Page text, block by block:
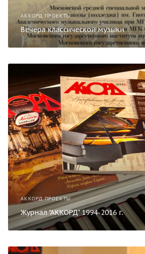
АККОРД ПРОЕКТЫ
Вечера классической музыки
АККОРД ПРОЕКТЫ
Журнал "АККОРД" 1994-2016 г.